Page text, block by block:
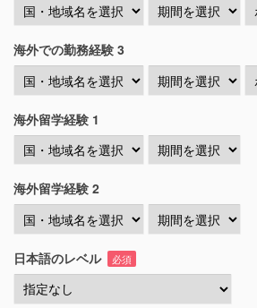
海外での勤務経験 3
海外留学経験 1
海外留学経験 2
日本語のレベル 必須